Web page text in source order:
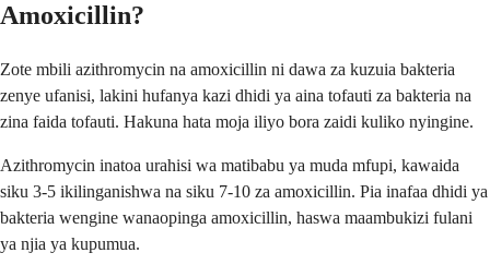
Amoxicillin?
Zote mbili azithromycin na amoxicillin ni dawa za kuzuia bakteria
zenye ufanisi, lakini hufanya kazi dhidi ya aina tofauti za bakteria na
zina faida tofauti. Hakuna hata moja iliyo bora zaidi kuliko nyingine.
Azithromycin inatoa urahisi wa matibabu ya muda mfupi, kawaida
siku 3-5 ikilinganishwa na siku 7-10 za amoxicillin. Pia inafaa dhidi ya
bakteria wengine wanaopinga amoxicillin, haswa maambukizi fulani
ya njia ya kupumua.